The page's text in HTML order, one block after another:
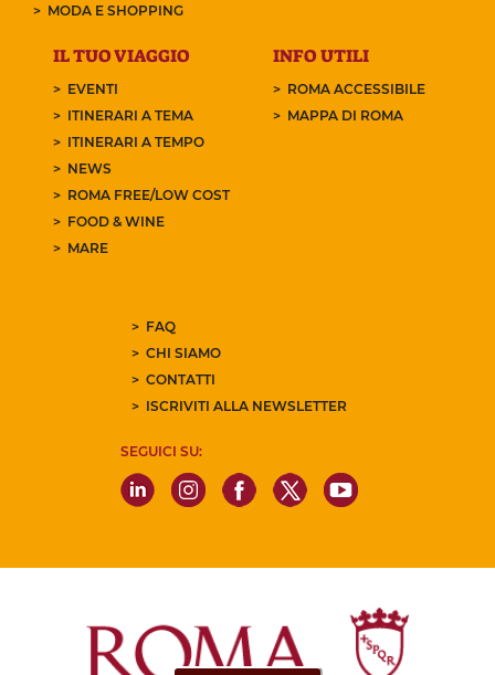
MODA E SHOPPING
IL TUO VIAGGIO
EVENTI
ITINERARI A TEMA
ITINERARI A TEMPO
NEWS
ROMA FREE/LOW COST
FOOD & WINE
MARE
INFO UTILI
ROMA ACCESSIBILE
MAPPA DI ROMA
FAQ
CHI SIAMO
CONTATTI
ISCRIVITI ALLA NEWSLETTER
SEGUICI SU: